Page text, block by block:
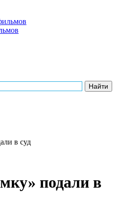
в суд
подали в